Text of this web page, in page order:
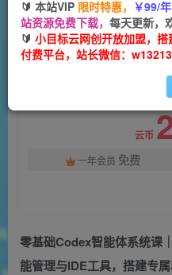
32天前更新
此内容为付费阅读，请付费后
云币
一年会员 免费
付费阅读
零基础Codex智能体系统课
能管理与IDE工具，搭建专
🔰 本站VIP 限时特惠， ￥99/
站资源免费下载， 每天更新，
🔰 小目标云网创开放加盟，
付费平台，站长微信：